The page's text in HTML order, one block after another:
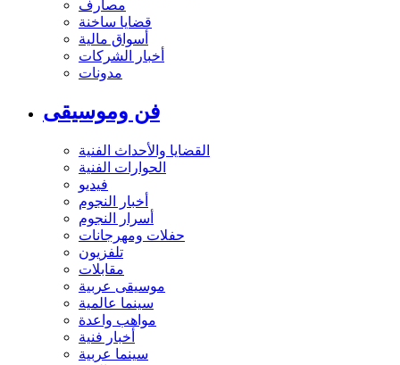
مصارف
قضايا ساخنة
أسواق مالية
أخبار الشركات
مدونات
فن وموسيقى
القضايا والأحداث الفنية
الحوارات الفنية
فيديو
أخبار النجوم
أسرار النجوم
حفلات ومهرجانات
تلفزيون
مقابلات
موسيقى عربية
سينما عالمية
مواهب واعدة
أخبار فنية
سينما عربية